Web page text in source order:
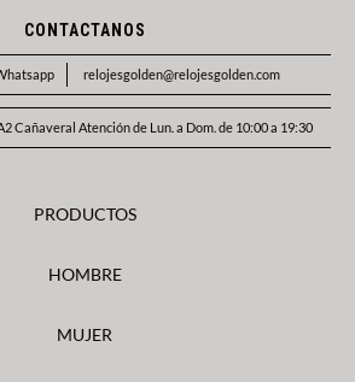
CONTACTANOS
relojesgolden@relojesgolden.com
Cañaveral Atención de Lun. a Dom. de 10:00 a 19:30
PRODUCTOS
HOMBRE
MUJER